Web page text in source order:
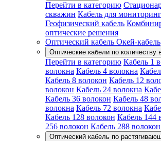
Перейти в категорию
скважин Кабель для
Геофизический кабель
оптические решения
Оптический кабель Окей-кабель
Оптические кабели по количеству
Перейти в категорию Кабель 1
волокна Кабель 4 волокна
Кабель 8 волокон Кабель 12
волокон Кабель 24 волокна
Кабель 36 волокон Кабель 48
волокна Кабель 72 волокна
Кабель 128 волокон Кабель 144
256 волокон Кабель 288 волокон
Оптический кабель по